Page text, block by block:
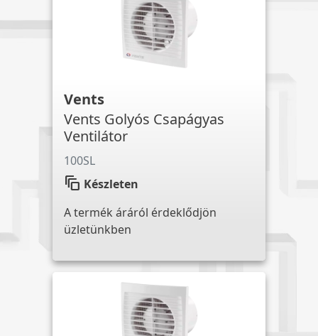
Vents
Vents Golyós Csapágyas
Ventilátor
100SL
auto_awesome_motion Készleten
A termék áráról érdeklődjön
üzletünkben